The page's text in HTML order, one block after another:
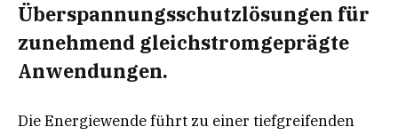
Überspannungsschutzlösungen für
zunehmend gleichstromgeprägte
Anwendungen.
Die Energiewende führt zu einer tiefgreifenden